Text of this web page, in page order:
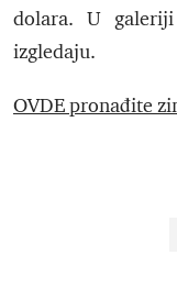
dolara. U
izgledaju.
OVDE pronađite